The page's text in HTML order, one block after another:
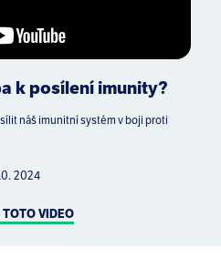
k posílení imunity?
náš imunitní systém v boji proti
2024
VIDEO